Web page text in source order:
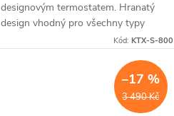
designovým termostatem. Hranatý
design vhodný pro všechny typy
radiátorů. Série: KTX • Barva:
Kód: KTX-S-800
3 490 Kč
–17 %